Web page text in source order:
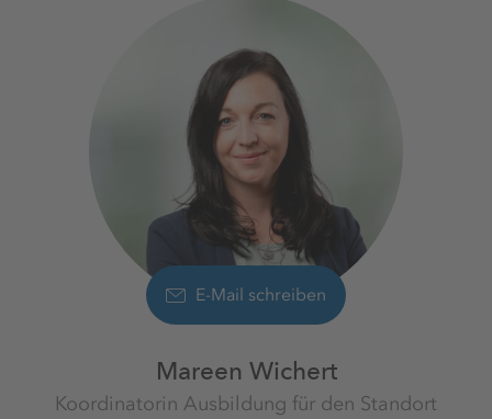
E-Mail schreiben
Mareen Wichert
Koordinatorin Ausbildung für den Standort